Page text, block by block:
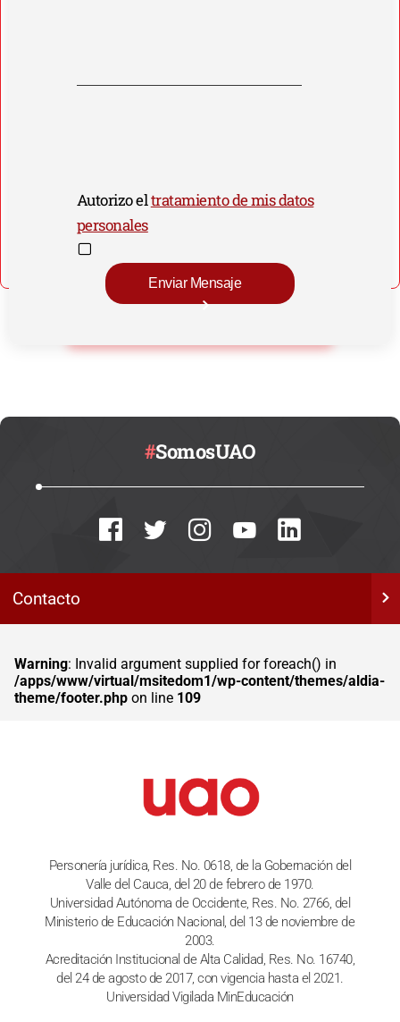
Autorizo eltratamiento de mis datos
personales
#SomosUAO
Contacto
Warning: Invalid argument supplied for foreach() in
/apps/www/virtual/msitedom1/wp-content/themes/aldia-
theme/footer.php on line 109
Personería jurídica, Res. No. 0618, de la Gobernación del
Valle del Cauca, del 20 de febrero de 1970.
Universidad Autónoma de Occidente, Res. No. 2766, del
Ministerio de Educación Nacional, del 13 de noviembre de
2003.
Acreditación Institucional de Alta Calidad, Res. No. 16740,
del 24 de agosto de 2017, con vigencia hasta el 2021.
Universidad Vigilada MinEducación